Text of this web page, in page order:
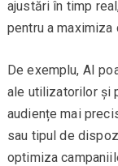
ajustări în timp
pentru a
De exemplu, AI
ale utilizatorilor și
audiențe mai
sau tipul de
optimiza